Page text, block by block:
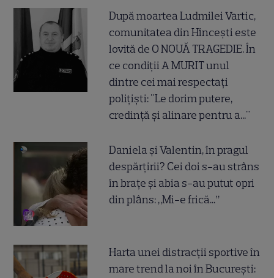
După moartea Ludmilei Vartic,
comunitatea din Hîncești este
lovită de O NOUĂ TRAGEDIE. În
ce condiții A MURIT unul
dintre cei mai respectați
polițiști: "Le dorim putere,
credință și alinare pentru a..."
Daniela și Valentin, în pragul
despărțirii? Cei doi s-au strâns
în brațe și abia s-au putut opri
din plâns: „Mi-e frică...”
Harta unei distracții sportive în
mare trend la noi în București: